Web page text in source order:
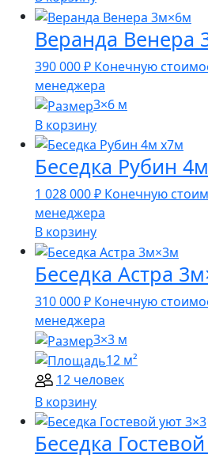
Веранда Венера
390 000₽ Конечную
менеджера
3×6 м
В корзину
Беседка Рубин
1 028 000₽ Конечную
менеджера
В корзину
Беседка Астра
310 000₽ Конечную
менеджера
3×3 м
12 м²
12 человек
В корзину
Беседка